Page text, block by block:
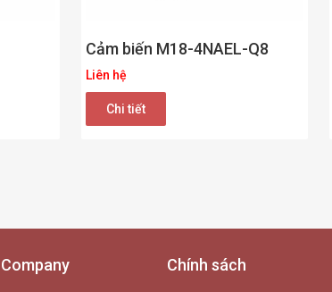
Cảm biến M18-4NAEL-Q8
Liên hệ
Chi tiết
Company Chính sách